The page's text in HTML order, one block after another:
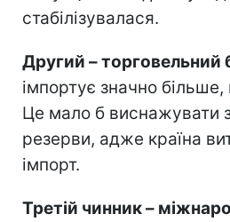
стабілізувалася.
Другий – торговельний
імпортує значно
Це мало б виснажувати
резерви, адже країна
імпорт.
Третій чинник –